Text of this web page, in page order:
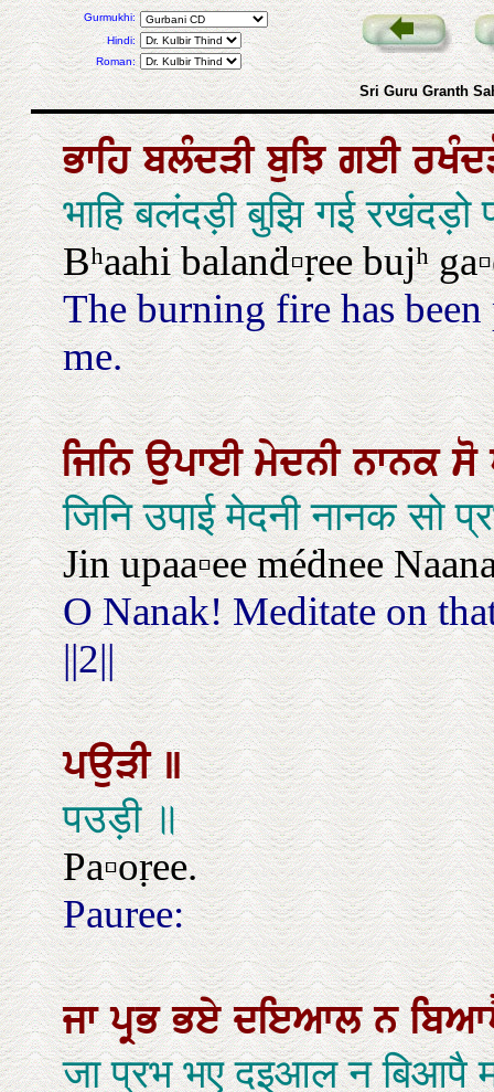
Gurmukhi:
Hindi:
Roman:
Sri Guru Granth
ਭਾਹਿਬਲੰਦੜੀਬੁਝਿਗਈ
भाहि बलंदड़ी बुझि गई
Bʰaahi balanḋ▫ṛee bujʰ
The burning fire has
me.
ਜਿਨਿਉਪਾਈਮੇਦਨੀਨਾਨਕਸੋ
जिनि उपाई मेदनी नानक सो
Jin upaa▫ee méḋnee
O Nanak! Meditate on
||2||
ਪਉੜੀ॥
पउड़ी ॥
Pa▫oṛee.
Pauree:
ਜਾਪ੍ਰਭਭਏਦਇਆਲਨ
जा प्रभ भए दइआल न बिआपै